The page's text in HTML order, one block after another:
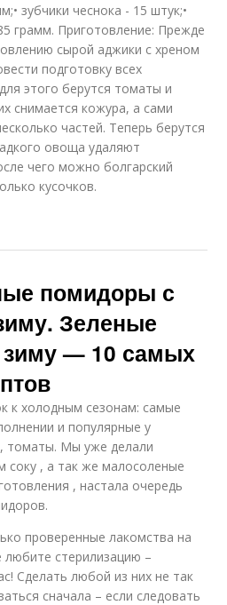
зубчики чеснока - 15 штук;•
грамм. Приготовление: Прежде
сырой аджики с хреном
подготовку всех
этого берутся томаты и
снимается кожура, а сами
частей. Теперь берутся
овоща удаляют
чего можно болгарский
кусочков.
помидоры с
Зеленые
— 10 самых
к холодным сезонам: самые
и популярные у
томаты. Мы уже делали
соку , а так же малосоленые
, настала очередь
проверенные лакомства на
стерилизацию –
Сделать любой из них не так
сначала – если следовать